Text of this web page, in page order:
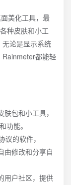
美化工具，最
种皮肤和小工
论是显示系统
Rainmeter都能轻
包和小工具，
功能。
议的软件，
由修改和分享自
用户社区，提供